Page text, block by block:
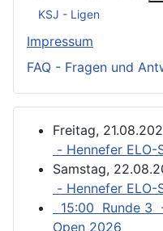
KSJ - Ligen
Impressum
FAQ - Fragen und
Freitag,
- Hennefer ELO-
Samstag,
- Hennefer ELO-
15:00 Runde 3
Open 2026